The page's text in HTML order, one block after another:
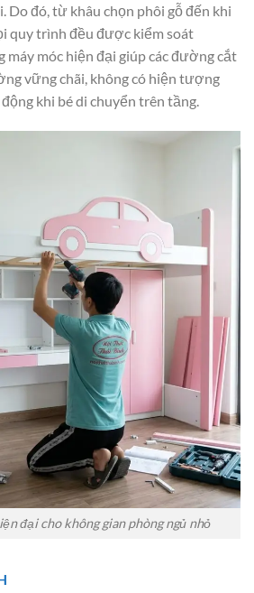
Do đó, từ khâu chọn phôi gỗ đến khi
quy trình đều được kiểm soát
máy móc hiện đại giúp các đường cắt
vững chãi, không có hiện tượng
khi bé di chuyển trên tầng.
đại cho không gian phòng ngủ nhỏ